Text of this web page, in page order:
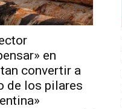
en
convertir a
de los pilares